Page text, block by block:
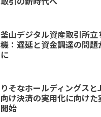
釜山デジタル資産取引所立
機：遅延と資金調達の問題
に
りそなホールディングス
向け決済の実用化に向けた
開始